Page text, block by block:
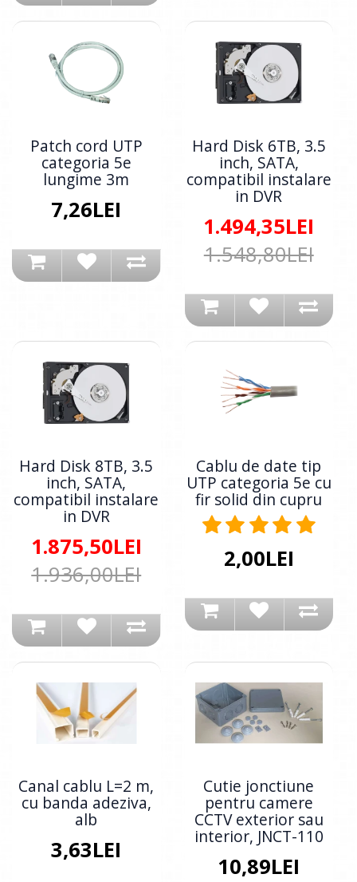
Patch cord UTP
categoria 5e
lungime 3m
7,26LEI
Hard Disk 6TB, 3.5
inch, SATA,
compatibil instalare
in DVR
1.494,35LEI
1.548,80LEI
Hard Disk 8TB, 3.5
inch, SATA,
compatibil instalare
in DVR
1.875,50LEI
1.936,00LEI
Cablu de date tip
UTP categoria 5e cu
fir solid din cupru
2,00LEI
Canal cablu L=2 m,
cu banda adeziva,
alb
3,63LEI
Cutie jonctiune
pentru camere
CCTV exterior sau
interior, JNCT-110
10,89LEI